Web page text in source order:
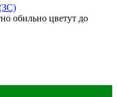
обильно цветут до